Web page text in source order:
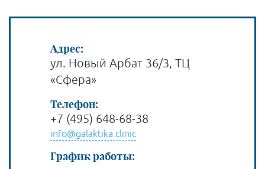
Адрес:
ул. Новый Арбат 36/3, ТЦ
«Сфера»
Телефон:
+7 (495) 648-68-38
info@galaktika.clinic
График работы: